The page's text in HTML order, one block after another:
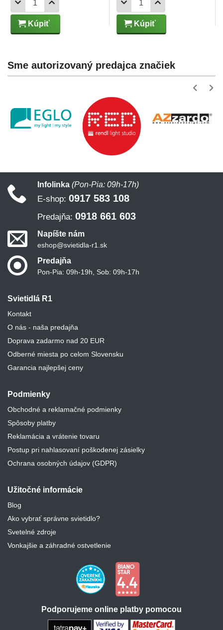
Kúpiť Kúpiť
Sme autorizovaný predajca značiek
Svietidlá R1
Kontakt
O nás - naša predajňa
Doprava zadarmo nad 20 EUR
Odberné miesta po celom Slovensku
Garancia najlepšej ceny
Podmienky
Obchodné a reklamačné podmienky
Spôsoby platby
Reklamácia a vrátenie tovaru
Postup pri nahlasovaní poškodenej zásielky
Ochrana osobných údajov (GDPR)
Užitočné informácie
Blog
Ako vybrať správne svietidlo?
Svetelné zdroje
Vonkajšie a záhradné ostvetlenie
Infolinka (Pon-Pia: 09h-17h)
E-shop: 0917 583 108
Predajňa: 0918 661 603
Napíšte nám
eshop@svietidla-r1.sk
Predajňa
Pon-Pia: 09h-19h, Sob: 09h-17h
Podporujeme online platby pomocou